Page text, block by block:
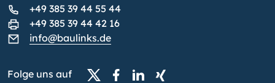
+49 385 39 44 55 44
+49 385 39 44 42 16
info@baulinks.de
Folge uns auf